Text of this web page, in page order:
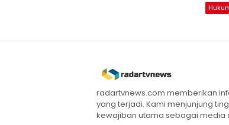
radartvnews.com memberikan
yang terjadi. Kami menjunjung
kewajiban utama sebagai media